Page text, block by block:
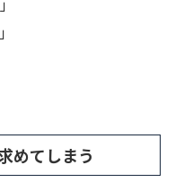
めてしまう